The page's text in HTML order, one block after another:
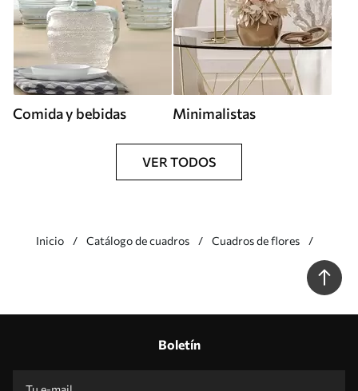
Comida y bebidas Minimalistas
VER TODOS
Inicio Catálogo de cuadros Cuadros de flores
Boletín